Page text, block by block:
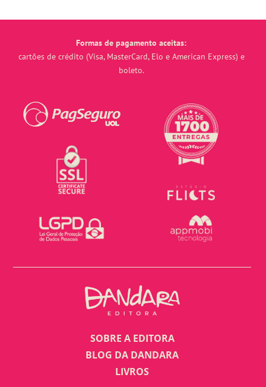
Formas de pagamento aceitas:
cartões de crédito (Visa, MasterCard, Elo e American Express) e
boleto.
SOBRE A EDITORA
BLOG DA DANDARA
LIVROS